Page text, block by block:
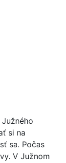
si na
sa. Počas
V Južnom